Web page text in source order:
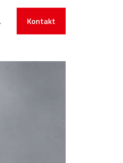
Kontakt